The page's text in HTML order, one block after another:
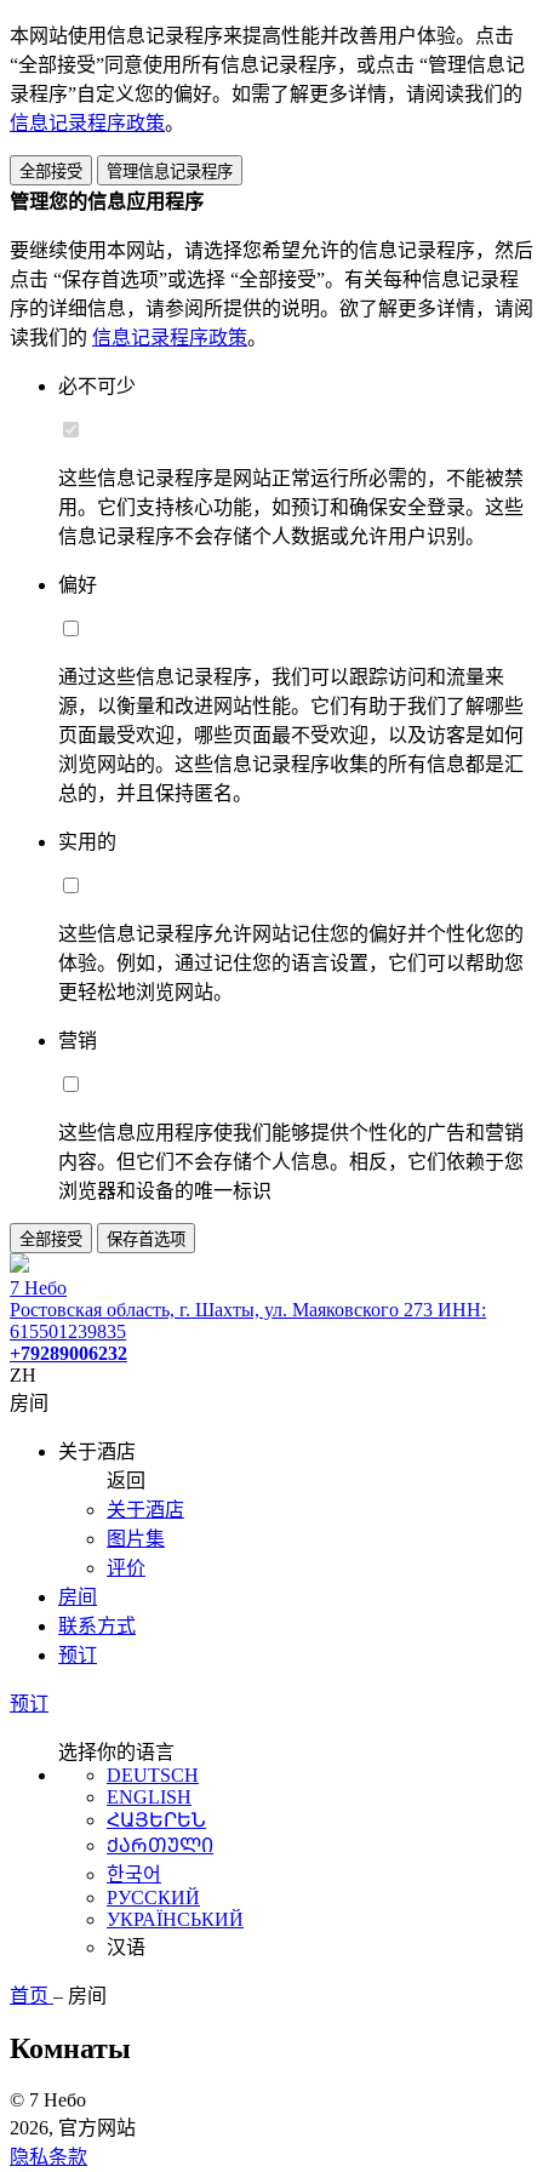
本网站使用信息记录程序来提高性能并改善用户体验。点击
“全部接受”同意使用所有信息记录程序，或点击 “管理信息记
录程序”自定义您的偏好。如需了解更多详情，请阅读我们的
信息记录程序政策。
全部接受 管理信息记录程序
管理您的信息应用程序
要继续使用本网站，请选择您希望允许的信息记录程序，然后
点击 “保存首选项”或选择 “全部接受”。有关每种信息记录程
序的详细信息，请参阅所提供的说明。欲了解更多详情，请阅
读我们的 信息记录程序政策。
必不可少
这些信息记录程序是网站正常运行所必需的，不能被禁
用。它们支持核心功能，如预订和确保安全登录。这些
信息记录程序不会存储个人数据或允许用户识别。
偏好
通过这些信息记录程序，我们可以跟踪访问和流量来
源，以衡量和改进网站性能。它们有助于我们了解哪些
页面最受欢迎，哪些页面最不受欢迎，以及访客是如何
浏览网站的。这些信息记录程序收集的所有信息都是汇
总的，并且保持匿名。
实用的
这些信息记录程序允许网站记住您的偏好并个性化您的
体验。例如，通过记住您的语言设置，它们可以帮助您
更轻松地浏览网站。
营销
这些信息应用程序使我们能够提供个性化的广告和营销
内容。但它们不会存储个人信息。相反，它们依赖于您
浏览器和设备的唯一标识
全部接受 保存首选项
7 Небо
Ростовская область, г. Шахты, ул. Маяковского 273 ИНН:
615501239835
+79289006232
ZH
房间
关于酒店
返回
关于酒店
图片集
评价
房间
联系方式
预订
预订
选择你的语言
DEUTSCH
ENGLISH
ՀԱՅԵՐԵՆ
ᲥᲐᲠᲗᲣᲚᲘ
한국어
РУССКИЙ
УКРАЇНСЬКИЙ
汉语
首页 – 房间
Комнаты
© 7 Небо
2026, 官方网站
隐私条款